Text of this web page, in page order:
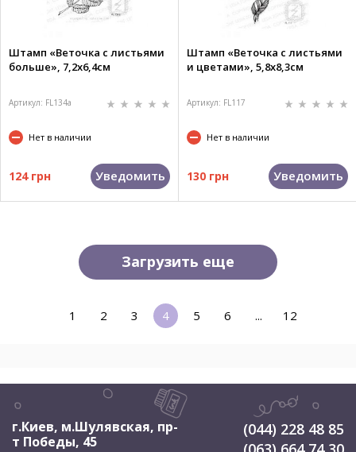
Штамп «Веточка с листьями
больше», 7,2х6,4см
Артикул: FL134a
Нет в наличии
124 грн Уведомить
Штамп «Веточка с листьями
и цветами», 5,8х8,3см
Артикул: FL117
Нет в наличии
130 грн Уведомить
Загрузить еще
1 2 3 4 5 6 ... 12
г.Киев, м.Шулявская, пр-
т Победы, 45
(044) 228 48 85